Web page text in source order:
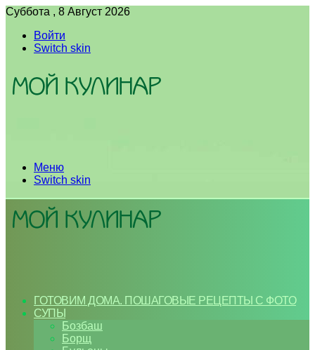
Суббота , 8 Август 2026
Войти
Switch skin
Меню
Switch skin
ГОТОВИМ ДОМА. ПОШАГОВЫЕ РЕЦЕПТЫ С ФОТО
СУПЫ
Бозбаш
Борщ